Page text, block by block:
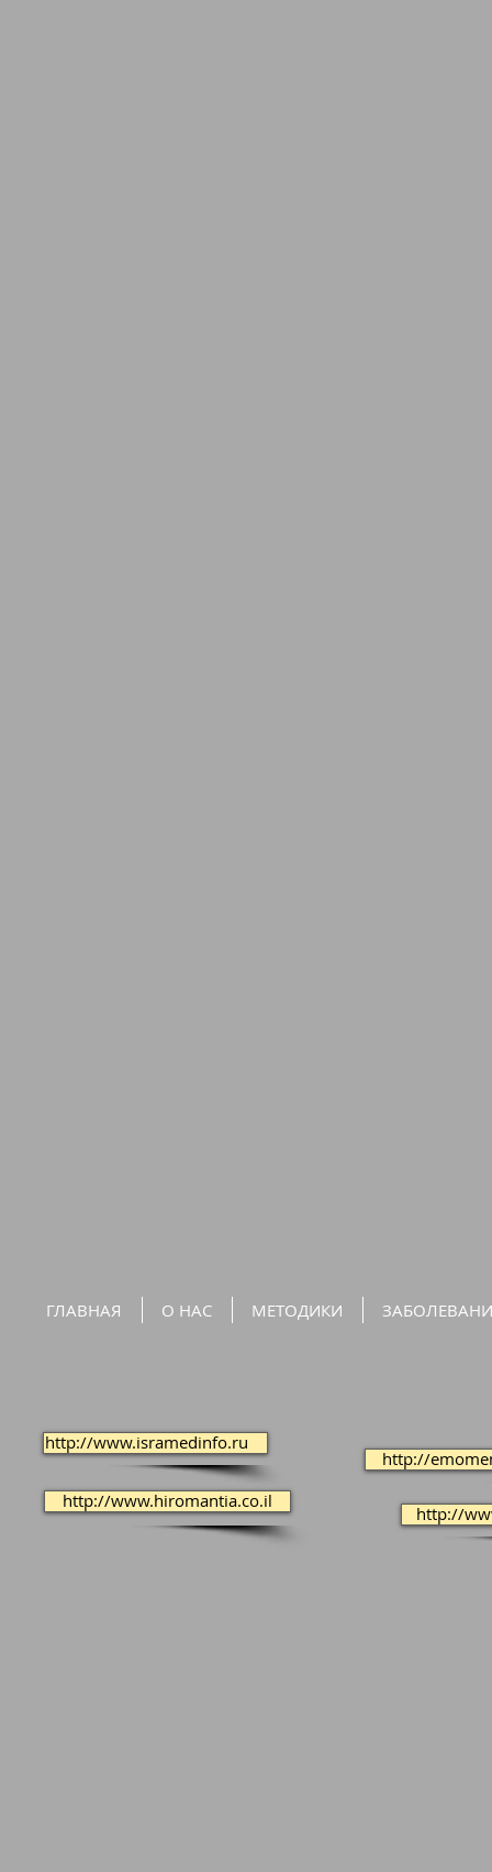
ГЛАВНАЯ О НАС МЕТОДИКИ
http://www.isramedinfo.ru
http://www.hiromantia.co.il
http://
http://